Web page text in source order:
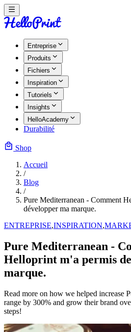
Entreprise
Produits
Fichiers
Inspiration
Tutoriels
Insights
HelloAcademy
Durabilité
Shop
Accueil
/
Blog
/
Pure Mediterranean - Comment
développer ma marque.
ENTREPRISE,INSPIRATION,
Pure Mediterranean -
Helloprint m'a permis
marque.
Read more on how we helped increase
range by 300% and grow their brand
steps!